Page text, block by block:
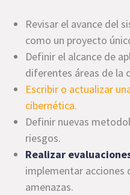
Revisar el avance del
como un proyecto
Definir el alcance de
diferentes áreas de la
Escribir o actualizar
cibernética.
Definir nuevas
riesgos.
Realizar
implementar
amenazas.